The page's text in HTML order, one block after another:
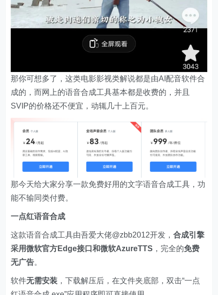
那你可想多了，这类电影影视类解说都是由AI配音软件合
成的，而网上的语音合成工具基本都是收费的，并且
SVIP的价格还不便宜，动辄几十上百元。
那今天给大家分享一款免费好用的文字语音合成工具，功
能不输同类付费。
一点红语音合成
这款语音合成工具由吾爱大佬@zbb2012开发，合成引擎
采用微软官方Edge接口和微软AzureTTS ，完全的免费
无广告。
软件无需安装 ，下载解压后，在文件夹底部，双击“一点